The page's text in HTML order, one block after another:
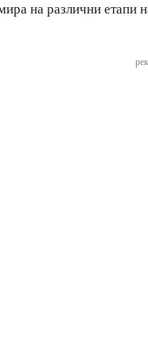
на различни етапи